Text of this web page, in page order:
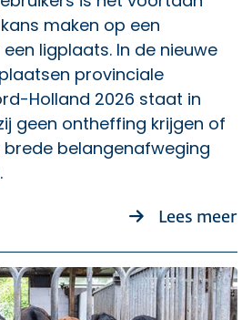
maken op een
ligplaats. In de nieuwe
provinciale
Holland 2026 staat in
geen ontheffing krijgen of
brede belangenafweging
Lees meer